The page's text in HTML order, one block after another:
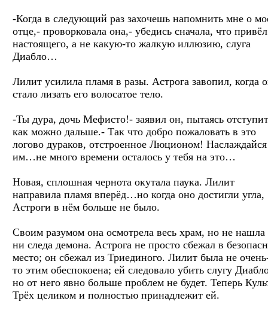
-Когда в следующий раз захочешь напомнить мне о
отце,- проворковала она,- убедись сначала, что привёл
настоящего, а не какую-то жалкую иллюзию, слуга
Диабло…
Лилит усилила пламя в разы. Астрога завопил, когда
стало лизать его волосатое тело.
-Ты дура, дочь Мефисто!- заявил он, пытаясь
как можно дальше.- Так что добро пожаловать в это
логово дураков, отстроенное Люционом! Наслаждайся
им…не много времени осталось у тебя на это…
Новая, сплошная чернота окутала паука. Лилит
направила пламя вперёд…но когда оно достигли угла,
Астроги в нём больше не было.
Своим разумом она осмотрела весь храм, но не нашла
ни следа демона. Астрога не просто сбежал в
место; он сбежал из Триединого. Лилит была не
то этим обеспокоена; ей следовало убить слугу
но от него явно больше проблем не будет. Теперь
Трёх целиком и полностью принадлежит ей.